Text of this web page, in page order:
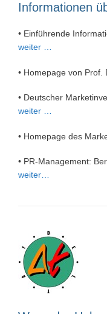
Informationen
• Einführende
weiter …
• Homepage von Prof.
• Deutscher
weiter …
• Homepage des
• PR-Management:
weiter…